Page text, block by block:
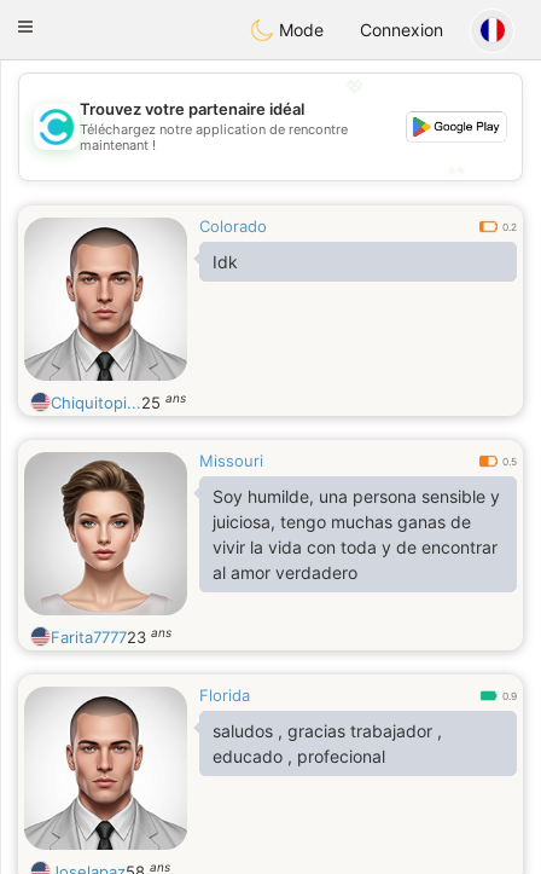
olombiaCitas
Toggle
Mode Connexion
💖
💕
Trouvez votre partenaire idéal
Téléchargez notre application de rencontre
maintenant !
Colorado 0.2
Idk
Chiquitopi...25 ans
Missouri 0.5
Soy humilde, una persona sensible y
juiciosa, tengo muchas ganas de
vivir la vida con toda y de encontrar
al amor verdadero
Farita777723 ans
Florida 0.9
saludos , gracias trabajador ,
educado , profecional
ans